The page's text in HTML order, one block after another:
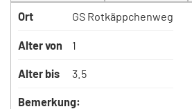
Ort GS Rotkäppchenweg
Alter von 1
Alter bis 3.5
Bemerkung: